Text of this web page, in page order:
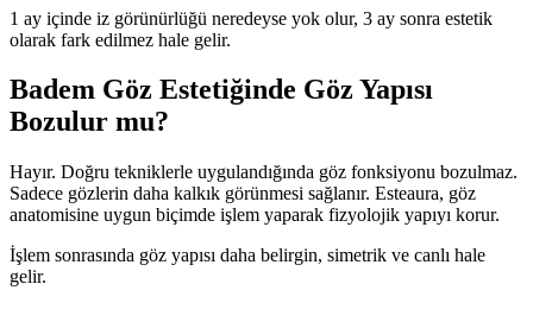
1 ay içinde iz görünürlüğü neredeyse yok olur, 3 ay sonra estetik
olarak fark edilmez hale gelir.
Badem Göz Estetiğinde Göz Yapısı
Bozulur mu?
Hayır. Doğru tekniklerle uygulandığında göz fonksiyonu bozulmaz.
Sadece gözlerin daha kalkık görünmesi sağlanır. Esteaura, göz
anatomisine uygun biçimde işlem yaparak fizyolojik yapıyı korur.
İşlem sonrasında göz yapısı daha belirgin, simetrik ve canlı hale
gelir.